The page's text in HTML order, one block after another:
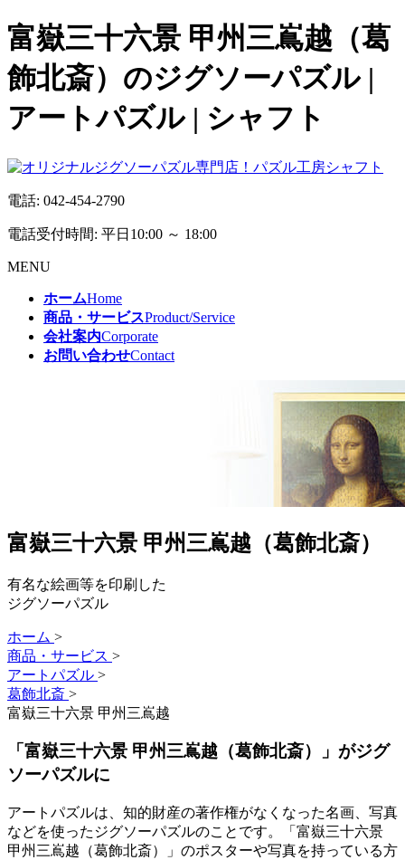
富嶽三十六景 甲州三嶌越（葛
飾北斎）のジグソーパズル |
アートパズル | シャフト
電話: 042-454-2790
電話受付時間: 平日10:00 ～ 18:00
MENU
ホームHome
商品・サービスProduct/Service
会社案内Corporate
お問い合わせContact
富嶽三十六景 甲州三嶌越（葛飾北斎）
有名な絵画等を印刷した
ジグソーパズル
ホーム >
商品・サービス >
アートパズル >
葛飾北斎 >
富嶽三十六景 甲州三嶌越
「富嶽三十六景 甲州三嶌越（葛飾北斎）」がジグ
ソーパズルに
アートパズルは、知的財産の著作権がなくなった名画、写真
などを使ったジグソーパズルのことです。「富嶽三十六景
甲州三嶌越（葛飾北斎）」のポスターや写真を持っている方